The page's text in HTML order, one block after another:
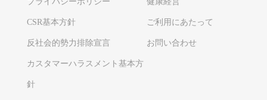
CSR基本方針 ご利用にあたって
反社会的勢力排除宣言 お問い合わせ
カスタマーハラスメント基本方
針